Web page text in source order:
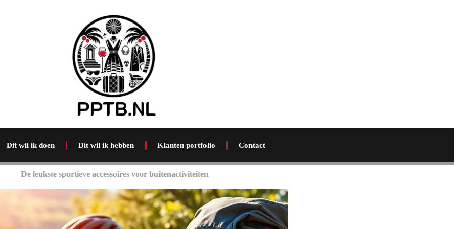
Dit wil ik doen Dit wil ik hebben Klanten portfolio Contact
De leukste sportieve accessoires voor buitenactiviteiten